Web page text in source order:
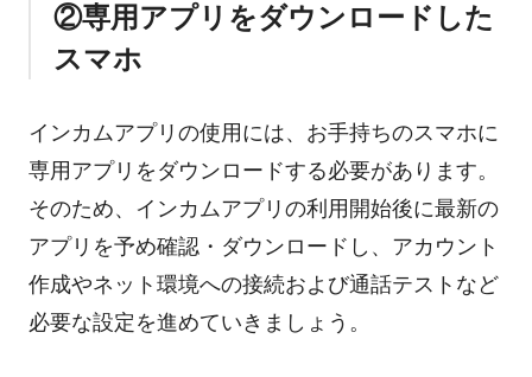
②専用アプリをダウンロードした
スマホ
インカムアプリの使用には、お手持ちのスマホに
専用アプリをダウンロードする必要があります。
そのため、インカムアプリの利用開始後に最新の
アプリを予め確認・ダウンロードし、アカウント
作成やネット環境への接続および通話テストなど
必要な設定を進めていきましょう。